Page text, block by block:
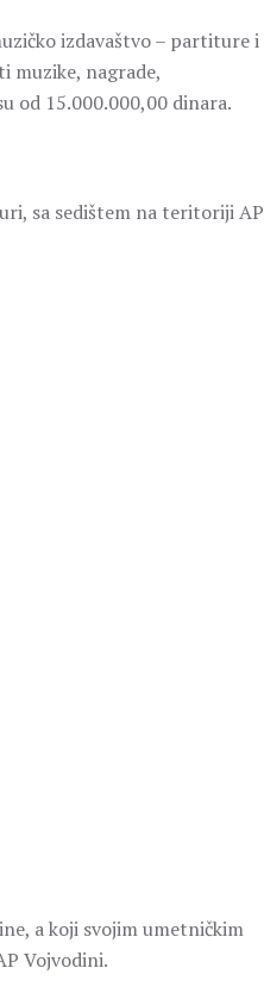
izdavaštvo – partiture i
muzike, nagrade,
od 15.000.000,00 dinara.
sa sedištem na teritoriji AP
a koji svojim umetničkim
Vojvodini.